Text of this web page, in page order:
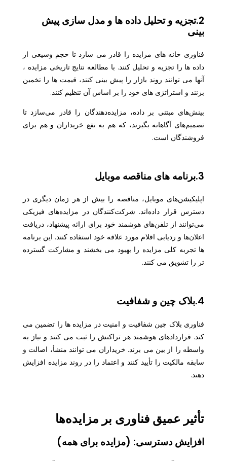
2.تجزیه و تحلیل داده ها و مدل سازی پیش
بینی
فناوری خانه های مزایده را قادر می سازد تا حجم وسیعی از
داده ها را تجزیه و تحلیل کنند. با مطالعه نتایج تاریخی مزایده ،
آنها می توانند روند بازار را پیش بینی کنند، قیمت ها را تخمین
بزنند و استراتژی های خود را بر اساس آن تنظیم کنند.
بینش‌های مبتنی بر داده، مزایده‌دهندگان را قادر می‌سازد تا
تصمیم‌های آگاهانه بگیرند، که هم به نفع خریداران و هم برای
فروشندگان است.
3.برنامه های مناقصه موبایل
اپلیکیشن‌های موبایل، مناقصه را بیش از هر زمان دیگری در
دسترس قرار داده‌اند. شرکت‌کنندگان در مزایده‌های فیزیکی
می‌توانند از تلفن‌های هوشمند خود برای ارائه پیشنهاد، دریافت
اعلان‌ها و ردیابی اقلام مورد علاقه خود استفاده کنند. این برنامه
ها تجربه کلی مزایده را بهبود می بخشند و مشارکت گسترده
تر را تشویق می کنند.
4.بلاک چین و شفافیت
فناوری بلاک چین شفافیت و امنیت در مزایده ها را تضمین می
کند. قراردادهای هوشمند هر تراکنش را ثبت می کنند و نیاز به
واسطه را از بین می برند. خریداران می توانند منشأ، اصالت و
سابقه مالکیت را تأیید کنند و اعتماد را در روند مزایده افزایش
دهند.
تأثیر عمیق فناوری بر مزایده‌ها
افزایش دسترسی: (مزایده برای همه)